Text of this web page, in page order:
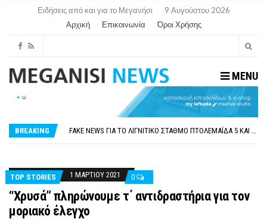
Ειδήσεις από και για το Μεγανήσι
9 Αυγούστου 2026
Αρχική
Επικοινωνία Όροι Χρήσης
MENU
BREAKING
ΠΑΡΑΙΤΉΘΗΚΕ Η ΑΝΤΙΔΉΜΑΡΧΟΣ ΠΟΛΙΤΙΣΜΟΎ ΜΕΓΑΝΗΣΊΟΥ Κ . ΕΥΑΓΓΕΛΊΑ ΜΕΛΆ. Η ΕΠΙΣΤΟΛΉ ΤΗΣ ΠΑΡΑΊΤΗΣΗΣ
FAKE NEWS ΓΙΑ ΤΟ ΛΙΓΝΙΤΙΚΌ ΣΤΑΘΜΌ ΠΤΟΛΕΜΑΪ́ΔΑ 5 ΚΑΙ ΤΗΝ ΕΝΕΡΓΕΙΑΚΉ ΑΣΦΆΛΕΙΑ ΤΗΣ ΧΏΡΑΣ
TOP STORIES
1 ΜΑΡΤΊΟΥ 2021 0
“Χρυσά” πληρώνουμε τ΄ αντιδραστήρια για τον
μοριακό έλεγχο